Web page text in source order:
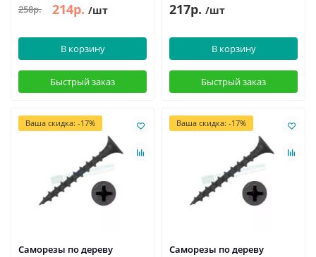
258р. 214р. /шт
В корзину
Быстрый заказ
217р. /шт
В корзину
Быстрый заказ
Ваша скидка: -17%
Саморезы по дереву
Ваша скидка: -17%
Саморезы по дереву